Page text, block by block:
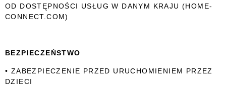
OD DOSTĘPNOŚCI USŁUG W DANYM KRAJU (HOME-
CONNECT.COM)
BEZPIECZEŃSTWO
• ZABEZPIECZENIE PRZED URUCHOMIENIEM PRZEZ
DZIECI